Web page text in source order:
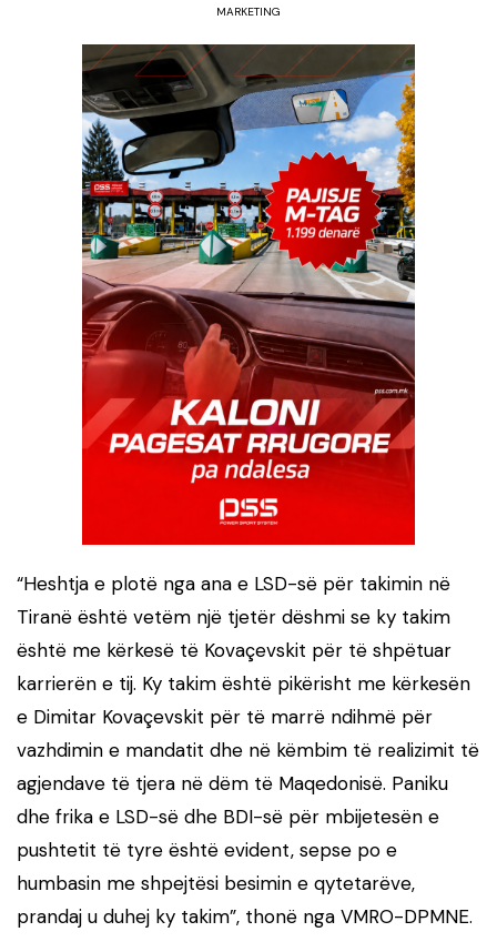
MARKETING
“Heshtja e plotë nga ana e LSD-së për takimin në
Tiranë është vetëm një tjetër dëshmi se ky takim
është me kërkesë të Kovaçevskit për të shpëtuar
karrierën e tij. Ky takim është pikërisht me kërkesën
e Dimitar Kovaçevskit për të marrë ndihmë për
vazhdimin e mandatit dhe në këmbim të realizimit të
agjendave të tjera në dëm të Maqedonisë. Paniku
dhe frika e LSD-së dhe BDI-së për mbijetesën e
pushtetit të tyre është evident, sepse po e
humbasin me shpejtësi besimin e qytetarëve,
prandaj u duhej ky takim”, thonë nga VMRO-DPMNE.